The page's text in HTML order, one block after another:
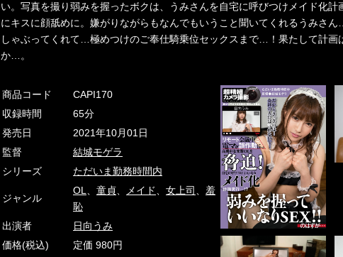
い。写真を撮り弱みを握ったボクは、うみさんを自宅に呼びつけメイド化
にキスに顔舐めに。嫌がりながらもなんでもいうこと聞いてくれるうみさ
しゃぶってくれて…極めつけのご奉仕騎乗位セックスまで…！果たして計画
か…。
商品コード
CAPI170
収録時間
65分
発売日
2021年10月01日
監督
結城モゲラ
シリーズ
ただいま勤務時間内
ジャンル
OL 童貞 メイド 女上司
羞
恥
出演者
日向うみ
価格(税込)
定価 980円